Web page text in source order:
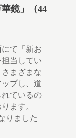
鏡」（44
て「新お
当してい
まざまな
プし、道
ているの
ます。
りました